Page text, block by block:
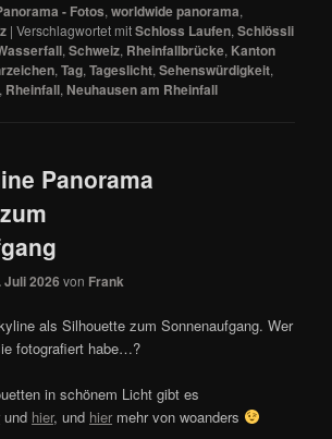
- Fotos,worldwide panorama,
|Verschlagwortet mitSchloss Laufen,Schlössli
,Schweiz, Rheinfallbrücke, Kanton
,Tag,Tageslicht,Sehenswürdigkeit,
, Rheinfall, Neuhausen am Rheinfall
Panorama
Juli 2026 von Frank
als Silhouette zum Sonnenaufgang. Wer
fotografiert habe…?
in schönem Licht gibt es
und hier, und hier mehr von woanders